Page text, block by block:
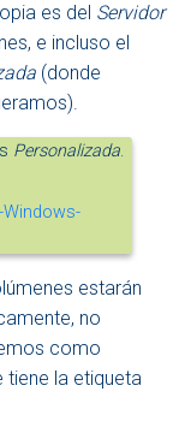
es del Servidor
e incluso el
(donde
Personalizada.
estarán
no
como
tiene la etiqueta